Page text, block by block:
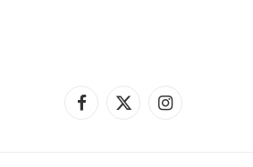
Facebook
X
Instagram